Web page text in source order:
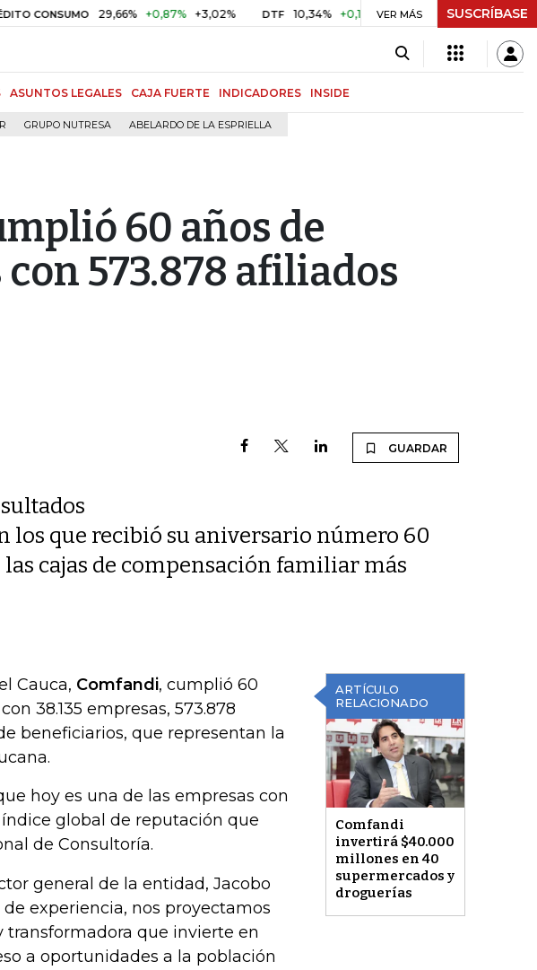
29,66% +0,87% +3,02% DTF 10,34% +0,10% +0,98% UVR $ 416,91 +$ 0,05
VER MÁS SUSCRÍBASE
ASUNTOS LEGALES CAJA FUERTE INDICADORES INSIDE
GRUPO NUTRESA ABELARDO DE LA ESPRIELLA
60 años de
573.878 afiliados
GUARDAR
los que recibió su aniversario número 60
cajas de compensación familiar más
ARTÍCULO
RELACIONADO
Comfandi
invertirá $40.000
millones en 40
supermercados y
droguerías
Cauca, Comfandi, cumplió 60
38.135 empresas, 573.878
beneficiarios, que representan la
hoy es una de las empresas con
global de reputación que
de Consultoría.
general de la entidad, Jacobo
de experiencia, nos proyectamos
que invierte en
a oportunidades a la población